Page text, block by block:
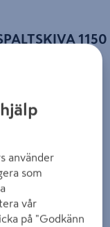
1150
använder
som
vår
på "Godkänn